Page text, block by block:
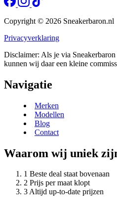
Copyright © 2026 Sneakerbaron.nl
Privacyverklaring
Disclaimer: Als je via
kunnen wij daar een kleine
Navigatie
Merken
Modellen
Blog
Contact
Waarom wij uniek
Beste deal staat bovenaan
Prijs per maat klopt
Altijd up-to-date prijzen